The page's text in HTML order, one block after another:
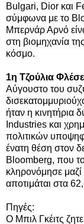
Bulgari, Dior και
σύμφωνα με το
Μπερνάρ Αρνό
στη βιομηχανία
κόσμο.
1η Τζούλια
Αύγουστο του
ήταν η κινητήρια
Industries και
πολιτικών
ένατη θέση στον
Bloomberg, που
κληρονόμησε μαζί
αποτιμάται στα
Πηγές:
Ο Μπιλ Γκέιτς